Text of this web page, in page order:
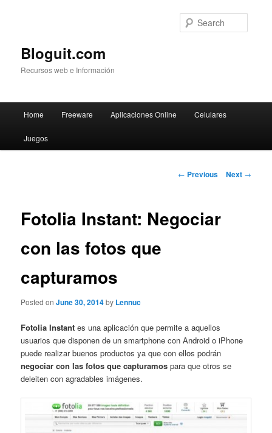
Bloguit.com
Recursos web e Información
Skip
to
Home Freeware Aplicaciones Online Celulares
Juegos
Post
← Previous Next →
Fotolia Instant: Negociar
con las fotos que
capturamos
Posted onJune 30, 2014by Lennuc
Fotolia Instant es una aplicación que permite a aquellos
usuarios que disponen de un smartphone con Android o iPhone
puede realizar buenos productos ya que con ellos podrán
negociar con las fotos que capturamos para que otros se
deleiten con agradables imágenes.